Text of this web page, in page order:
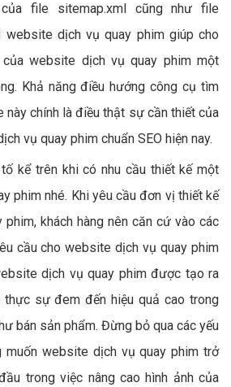
file sitemap.xml cũng như file
website dịch vụ quay phim giúp cho
website dịch vụ quay phim một
Khả năng điều hướng công cụ tìm
này chính là điều thật sự cần thiết của
vụ quay phim chuẩn SEO hiện nay.
kể trên khi có nhu cầu thiết kế một
phim nhé. Khi yêu cầu đơn vị thiết kế
khách hàng nên căn cứ vào các
cầu cho website dịch vụ quay phim
dịch vụ quay phim được tạo ra
thực sự đem đến hiệu quả cao trong
bán sản phẩm. Đừng bỏ qua các yếu
muốn website dịch vụ quay phim trở
trong việc nâng cao hình ảnh của